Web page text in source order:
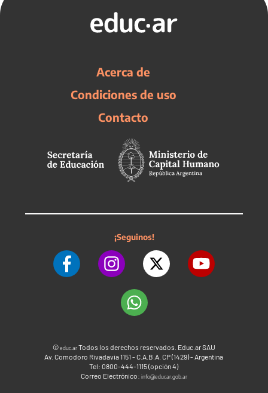
Acerca de
Condiciones de uso
Contacto
¡Seguinos!
©educ.arTodos los derechos reservados. Educ.ar SAU
Av. Comodoro Rivadavia 1151 - C.A.B.A. CP (1429) - Argentina
Tel: 0800-444-1115 (opción 4)
Correo Electrónico: info@educar.gob.ar